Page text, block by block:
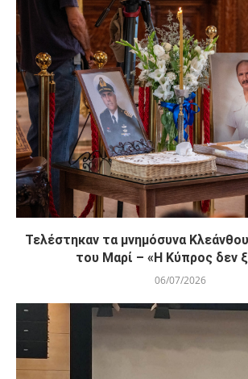
Τελέστηκαν τα μνημόσυνα
του Μαρί – «Η Κύπρος δεν
06/07/2026